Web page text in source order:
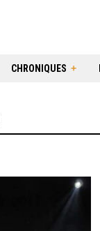
CHRONIQUES